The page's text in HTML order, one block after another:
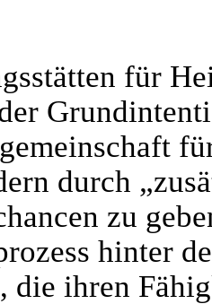
für
durch
zu
hinter
die ihren